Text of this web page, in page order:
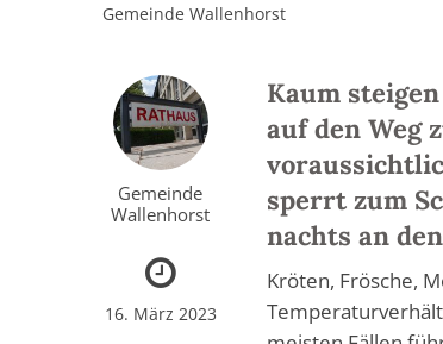
Gemeinde Wallenhorst
Gemeinde
Wallenhorst
16. März 2023
Kaum
auf den Weg
sperrt zum
nachts an
Kröten, Frösche,